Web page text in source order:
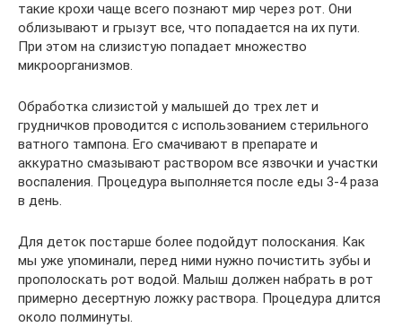
такие крохи чаще всего познают мир через рот. Они
облизывают и грызут все, что попадается на их пути.
При этом на слизистую попадает множество
микроорганизмов.
Обработка слизистой у малышей до трех лет и
грудничков проводится с использованием стерильного
ватного тампона. Его смачивают в препарате и
аккуратно смазывают раствором все язвочки и участки
воспаления. Процедура выполняется после еды 3-4 раза
в день.
Для деток постарше более подойдут полоскания. Как
мы уже упоминали, перед ними нужно почистить зубы и
прополоскать рот водой. Малыш должен набрать в рот
примерно десертную ложку раствора. Процедура длится
около полминуты.